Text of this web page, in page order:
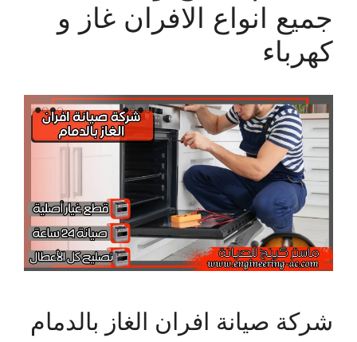
جميع انواع الافران غاز و
كهرباء
شركة صيانة افران الغاز بالدمام